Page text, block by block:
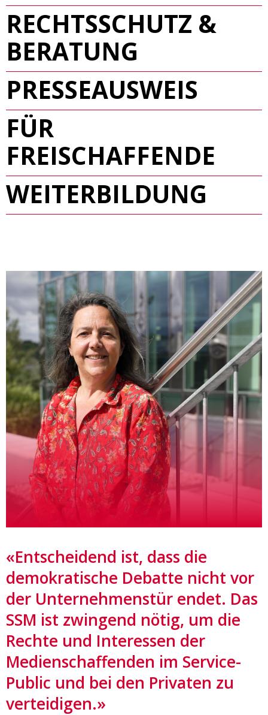
RECHTSSCHUTZ &
BERATUNG
PRESSEAUSWEIS
FÜR
FREISCHAFFENDE
WEITERBILDUNG
«Entscheidend ist, dass die
demokratische Debatte nicht vor
der Unternehmenstür endet. Das
SSM ist zwingend nötig, um die
Rechte und Interessen der
Medienschaffenden im Service-
Public und bei den Privaten zu
verteidigen.»